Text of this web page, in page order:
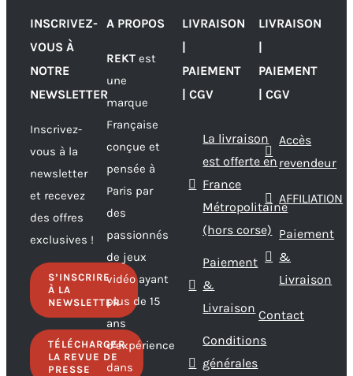
sur 5
AJOUTER
AU PANIER
/
DÉTAILS
INSCRIVEZ-
VOUS À
NOTRE
NEWSLETTER
Inscrivez-
vous à la
newsletter
et recevez
des offres
exclusives !
S’INSCRIRE
À LA
NEWSLETTER
TÉLÉCHARGER
LA REVUE DE
PRESSE
A PROPOS
REKTest
une
marque
Française
conçue et
pensée à
Paris par
des
passionnés
de jeux
vidéo ayant
plus de 15
ans
d’expérience
dans
LIVRAISON
|
PAIEMENT
| CGV
La livraison
est offerte en
France
Métropolitaine
(hors corse)
Paiement
&
Livraison
Conditions
générales
LIVRAISON
|
PAIEMENT
| CGV
Accès
revendeur
AFFILIATION
Paiement
&
Livraison
Contact